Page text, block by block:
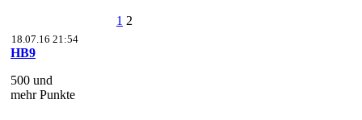
1 2
18.07.16 21:54
HB9
500 und
mehr Punkte